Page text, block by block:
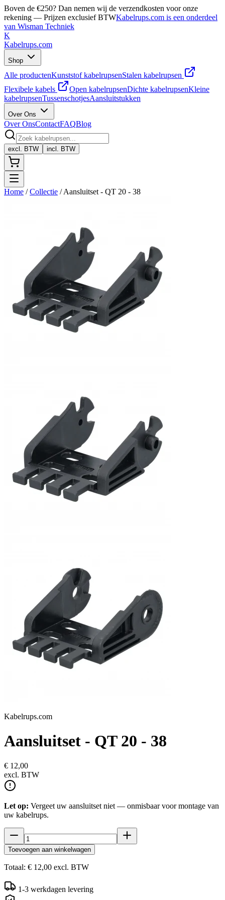
Boven de €250? Dan nemen wij de verzendkosten voor onze
rekening — Prijzen exclusief BTWKabelrups.com is een onderdeel
van Wisman Techniek
K
Kabelrups.com
Shop
Alle productenKunststof kabelrupsenStalen kabelrupsen
Flexibele kabels
Open kabelrupsenDichte kabelrupsenKleine
kabelrupsenTussenschotjesAansluitstukken
Over Ons
Over OnsContactFAQBlog
excl. BTW incl. BTW
Home / Collectie / Aansluitset - QT 20 - 38
Kabelrups.com
Aansluitset - QT 20 - 38
€ 12,00
excl. BTW
Let op: Vergeet uw aansluitset niet — onmisbaar voor montage van
uw kabelrups.
Toevoegen aan winkelwagen
Totaal: € 12,00 excl. BTW
1-3 werkdagen levering